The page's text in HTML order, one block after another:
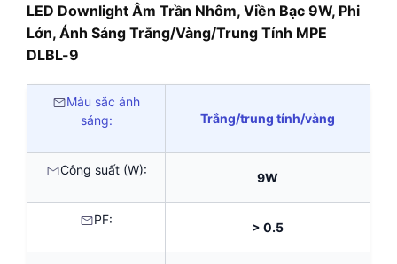
LED Downlight Âm Trần Nhôm, Viền Bạc 9W, Phi
Lớn, Ánh Sáng Trắng/Vàng/Trung Tính MPE
DLBL-9
Màu sắc ánh
sáng:
Trắng/trung tính/vàng
Công suất (W):
9W
PF:
> 0.5